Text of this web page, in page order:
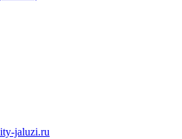
jaluzi.ru